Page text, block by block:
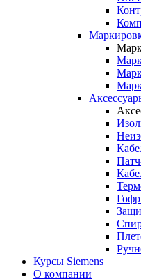
Курсы Siemens
О компании